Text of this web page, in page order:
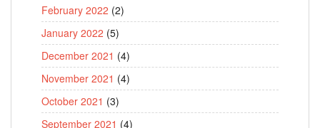
February 2022 (2)
January 2022 (5)
December 2021 (4)
November 2021 (4)
October 2021 (3)
September 2021 (4)